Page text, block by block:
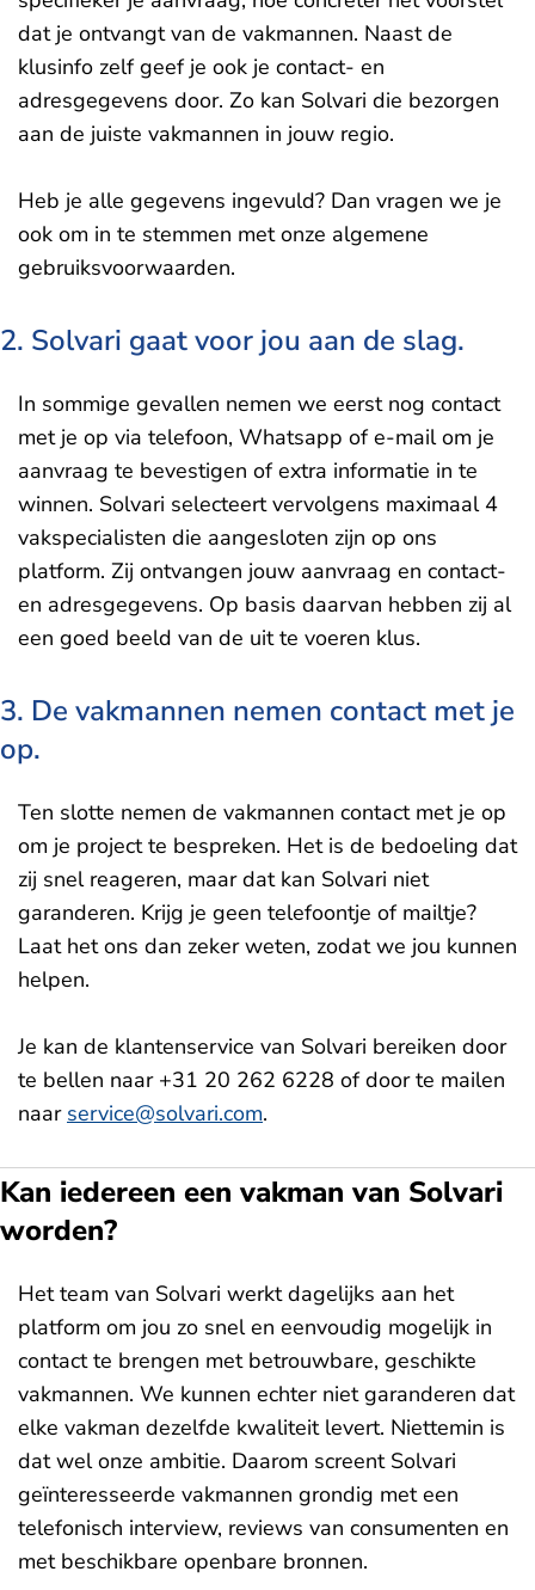
dat je ontvangt van de vakmannen. Naast de
klusinfo zelf geef je ook je contact- en
adresgegevens door. Zo kan Solvari die bezorgen
aan de juiste vakmannen in jouw regio.
Heb je alle gegevens ingevuld? Dan vragen we je
ook om in te stemmen met onze algemene
gebruiksvoorwaarden.
2. Solvari gaat voor jou aan de slag.
In sommige gevallen nemen we eerst nog contact
met je op via telefoon, Whatsapp of e-mail om je
aanvraag te bevestigen of extra informatie in te
winnen. Solvari selecteert vervolgens maximaal 4
vakspecialisten die aangesloten zijn op ons
platform. Zij ontvangen jouw aanvraag en contact-
en adresgegevens. Op basis daarvan hebben zij al
een goed beeld van de uit te voeren klus.
3. De vakmannen nemen contact met je
op.
Ten slotte nemen de vakmannen contact met je op
om je project te bespreken. Het is de bedoeling dat
zij snel reageren, maar dat kan Solvari niet
garanderen. Krijg je geen telefoontje of mailtje?
Laat het ons dan zeker weten, zodat we jou kunnen
helpen.
Je kan de klantenservice van Solvari bereiken door
te bellen naar +31 20 262 6228 of door te mailen
naar service@solvari.com.
Kan iedereen een vakman van Solvari
worden?
Het team van Solvari werkt dagelijks aan het
platform om jou zo snel en eenvoudig mogelijk in
contact te brengen met betrouwbare, geschikte
vakmannen. We kunnen echter niet garanderen dat
elke vakman dezelfde kwaliteit levert. Niettemin is
dat wel onze ambitie. Daarom screent Solvari
geïnteresseerde vakmannen grondig met een
telefonisch interview, reviews van consumenten en
met beschikbare openbare bronnen.